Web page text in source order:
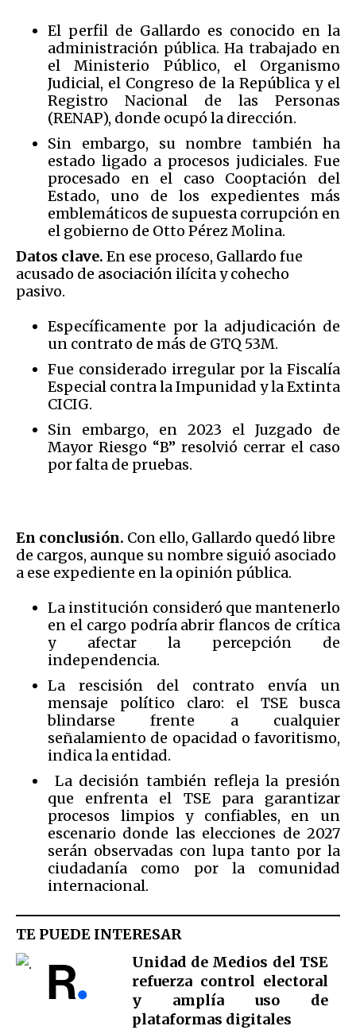
El perfil de Gallardo es conocido en la
administración pública. Ha trabajado en
el Ministerio Público, el Organismo
Judicial, el Congreso de la República y el
Registro Nacional de las Personas
(RENAP), donde ocupó la dirección.
Sin embargo, su nombre también ha
estado ligado a procesos judiciales. Fue
procesado en el caso Cooptación del
Estado, uno de los expedientes más
emblemáticos de supuesta corrupción en
el gobierno de Otto Pérez Molina.
Datos clave. En ese proceso, Gallardo fue
acusado de asociación ilícita y cohecho
pasivo.
Específicamente por la adjudicación de
un contrato de más de GTQ 53M.
Fue considerado irregular por la Fiscalía
Especial contra la Impunidad y la Extinta
CICIG.
Sin embargo, en 2023 el Juzgado de
Mayor Riesgo “B” resolvió cerrar el caso
por falta de pruebas.
En conclusión. Con ello, Gallardo quedó libre
de cargos, aunque su nombre siguió asociado
a ese expediente en la opinión pública.
La institución consideró que mantenerlo
en el cargo podría abrir flancos de crítica
y afectar la percepción de
independencia.
La rescisión del contrato envía un
mensaje político claro: el TSE busca
blindarse frente a cualquier
señalamiento de opacidad o favoritismo,
indica la entidad.
La decisión también refleja la presión
que enfrenta el TSE para garantizar
procesos limpios y confiables, en un
escenario donde las elecciones de 2027
serán observadas con lupa tanto por la
ciudadanía como por la comunidad
internacional.
TE PUEDE INTERESAR
Unidad de Medios del TSE
refuerza control electoral
y amplía uso de
plataformas digitales